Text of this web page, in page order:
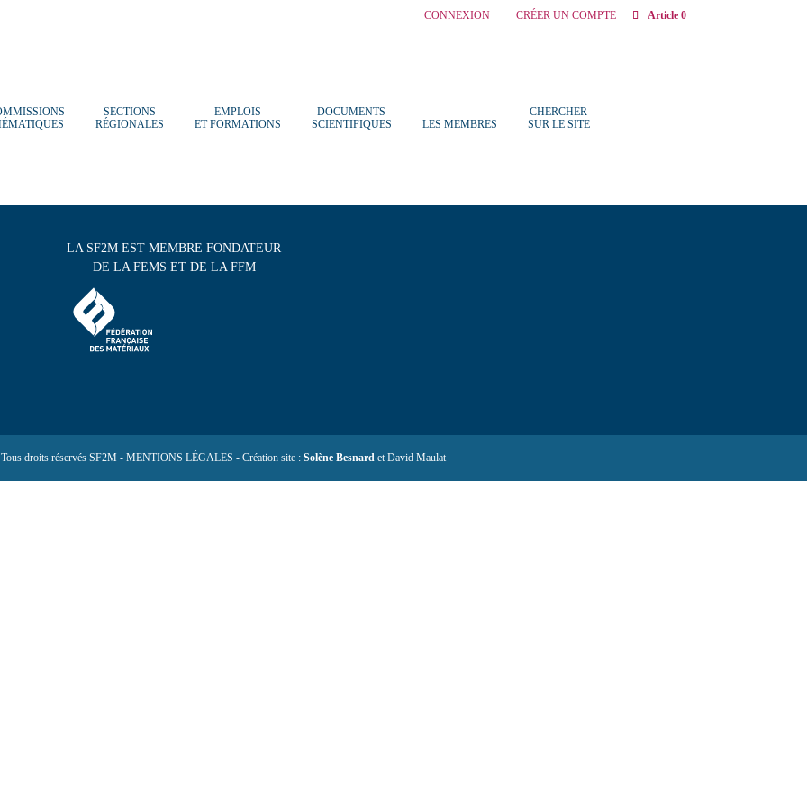
CONNEXION CRÉER UN COMPTE Article 0
SECTIONS
RÉGIONALES
EMPLOIS
ET FORMATIONS
DOCUMENTS
SCIENTIFIQUES
LES MEMBRES
CHERCHER
SUR LE SITE
LA SF2M EST MEMBRE FONDATEUR
DE LA FEMS ET DE LA FFM
droits réservés SF2M - MENTIONS LÉGALES - Création site : Solène Besnard et David Maulat